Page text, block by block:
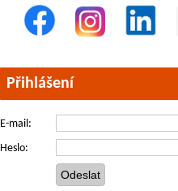
Přihlášení
E-mail:
Heslo: